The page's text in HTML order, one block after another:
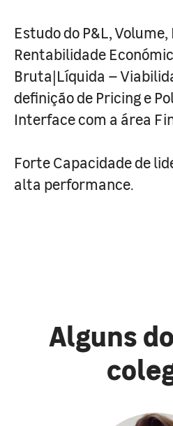
Estudo do P&L,
Rentabilidade
Bruta|Líquida –
definição de Pricing e
Interface com a área
Forte Capacidade de
alta performance.
Alguns